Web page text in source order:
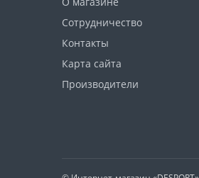
Сотрудничество
Контакты
Карта сайта
Производители